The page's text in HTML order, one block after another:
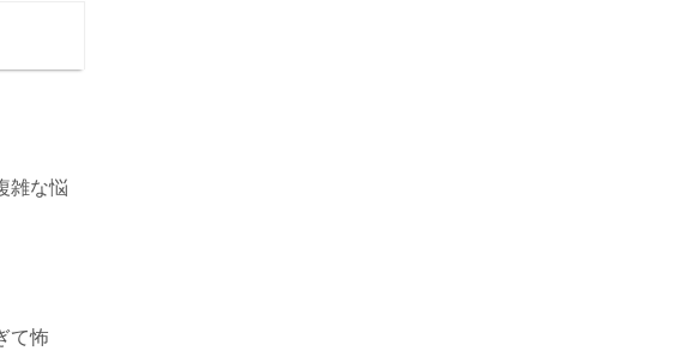
雑な悩
て怖